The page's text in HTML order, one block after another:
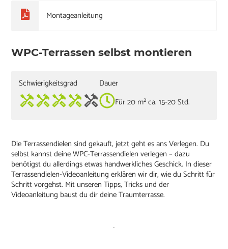
Montageanleitung
WPC-Terrassen selbst montieren
Schwierigkeitsgrad
Dauer
Für 20 m² ca. 15-20 Std.
Die Terrassendielen sind gekauft, jetzt geht es ans Verlegen. Du
selbst kannst deine WPC-Terrassendielen verlegen – dazu
benötigst du allerdings etwas handwerkliches Geschick. In dieser
Terrassendielen-Videoanleitung erklären wir dir, wie du Schritt für
Schritt vorgehst. Mit unseren Tipps, Tricks und der
Videoanleitung baust du dir deine Traumterrasse.